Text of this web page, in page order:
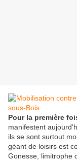
Pour la première
manifestent
ils se sont surtout
géant de loisirs est
Gonesse, limitrophe